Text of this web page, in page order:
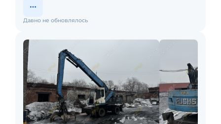
Давно не обновлялось